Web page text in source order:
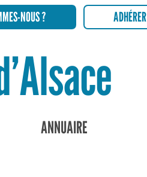
NOUS ? ADHÉRER
ANNUAIRE